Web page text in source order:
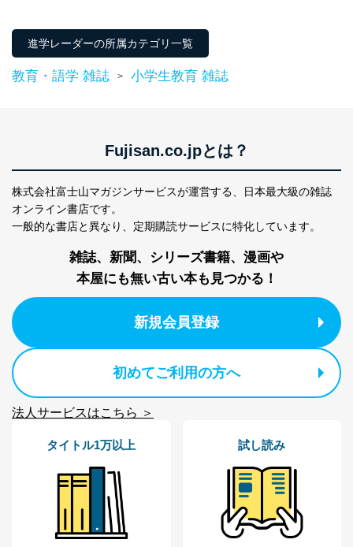
２．利用目的
当社が取り扱う開示対象個人情報の利用目的は次のとお
1 ービス等をご利用
の方の個人情報
商品代金回収のため
ｅメール等による商品、サービ
のため
閲覧履歴や購買履歴等の情報を分
析して、趣味・嗜好に
応じた新商品・サービスに関する
広告のため
2
当社にお問合わせ
いただいた方の個
お問い合わせ対応、トラブル対
処、オペレーター教育など応対品
当社カスタマーQ＆
カスタマーQ＆Aサイトの投稿内容
サイトのサービス内容のご案内の
ｅメール等による商品、サービ
ス、キャンペーン等の広告に関す
4
採用応募者の方の
採用選考、ご連絡のため
当社の従業者の個
人事、総務などの雇用管理等のた
パートナー（提携
企業）からの委託
により当社の
購入商品配送のため
提携企業及びお客様がご購入され
た商品の発売元企業からのｅメー
進学レーダーの所属カテゴリ一覧
教育・語学 雑誌 > 小学生教育 雑誌
Fujisan.co.jpとは？
株式会社富士山マガジンサービスが運営する、
日本最大級の雑誌
オンライン書店です。
一般的な書店と異なり、 定期購読サービスに特化しています。
雑誌、新聞、シリーズ書籍、漫画や
本屋にも無い古い本も見つかる！
新規会員登録
初めてご利用の方へ
法人サービスはこちら ＞
タイトル1万以上 試し読み